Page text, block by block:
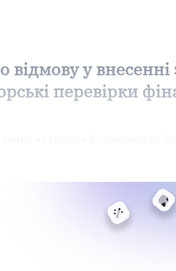
відмову у
перевірки